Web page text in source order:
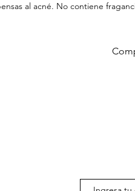
al acné. No contiene